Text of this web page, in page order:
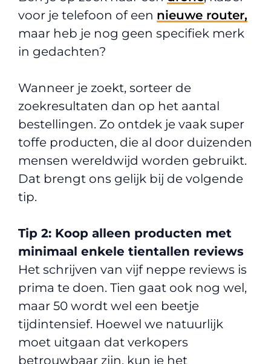
voor je telefoon of een nieuwe router,
maar heb je nog geen specifiek merk
in gedachten?
Wanneer je zoekt, sorteer de
zoekresultaten dan op het aantal
bestellingen. Zo ontdek je vaak super
toffe producten, die al door duizenden
mensen wereldwijd worden gebruikt.
Dat brengt ons gelijk bij de volgende
tip.
Tip 2: Koop alleen producten met
minimaal enkele tientallen reviews
Het schrijven van vijf neppe reviews is
prima te doen. Tien gaat ook nog wel,
maar 50 wordt wel een beetje
tijdintensief. Hoewel we natuurlijk
moet uitgaan dat verkopers
betrouwbaar zijn, kun je het